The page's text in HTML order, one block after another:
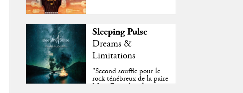
Sleeping Pulse
Dreams &
Limitations
"Second souffle pour le
rock ténébreux de la paire
Moss-Fazendeiro"